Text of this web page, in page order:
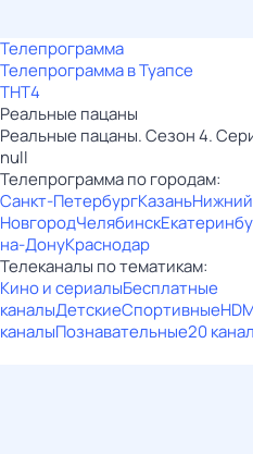
Телепрограмма
Телепрограмма в Туапсе
ТНТ4
Реальные пацаны
Реальные пацаны. Сезон 4.
null
Телепрограмма по городам:
Санкт-ПетербургКазаньНижний
НовгородЧелябинск
на-ДонуКраснодар
Телеканалы по тематикам:
Кино и сериалыБесплатные
каналыДетскиеСпортивныеHD
каналыПознавательные20